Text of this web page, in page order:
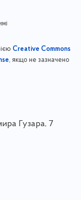
Creative Commons
, якщо не зазначено
Гузара, 7